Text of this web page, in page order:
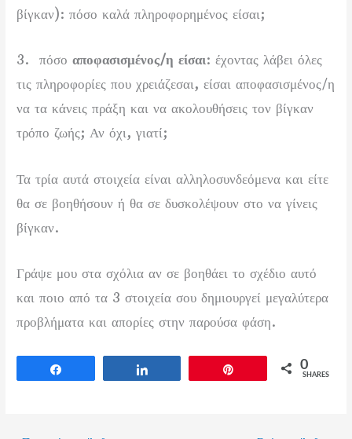
βίγκαν): πόσο καλά πληροφορημένος είσαι;
3. πόσο αποφασισμένος/η είσαι: έχοντας λάβει όλες
τις πληροφορίες που χρειάζεσαι, είσαι αποφασισμένος/η
να τα κάνεις πράξη και να ακολουθήσεις τον βίγκαν
τρόπο ζωής; Αν όχι, γιατί;
Τα τρία αυτά στοιχεία είναι αλληλοσυνδεόμενα και είτε
θα σε βοηθήσουν ή θα σε δυσκολέψουν στο να γίνεις
βίγκαν.
Γράψε μου στα σχόλια αν σε βοηθάει το σχέδιο αυτό
και ποιο από τα 3 στοιχεία σου δημιουργεί μεγαλύτερα
προβλήματα και απορίες στην παρούσα φάση.
0
SHARES